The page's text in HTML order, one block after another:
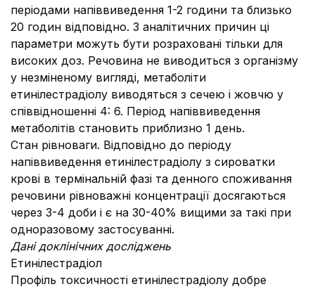
періодами напіввиведення 1-2 години та близько
20 годин відповідно. З аналітичних причин ці
параметри можуть бути розраховані тільки для
високих доз. Речовина не виводиться з організму
у незміненому вигляді, метаболіти
етинілестрадіолу виводяться з сечею і жовчю у
співвідношенні 4: 6. Період напіввиведення
метаболітів становить приблизно 1 день.
Стан рівноваги. Відповідно до періоду
напіввиведення етинілестрадіолу з сироватки
крові в термінальній фазі та денного споживання
речовини рівноважні концентрації досягаються
через 3-4 доби і є на 30-40% вищими за такі при
одноразовому застосуванні.
Дані доклінічних досліджень
Етинілестрадіол
Профіль токсичності етинілестрадіолу добре